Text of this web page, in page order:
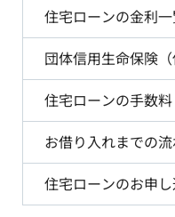
住宅ローンの金利
団体信用生命保険（
住宅ローンの手数
お借り入れまでの
住宅ローンのお申